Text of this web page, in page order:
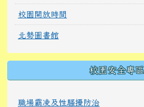
校園開放時間
北勢圖書館
校園安全專區
職場霸凌及性騷擾防治